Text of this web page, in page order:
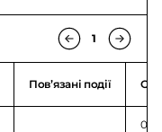
1
Повʼязані події